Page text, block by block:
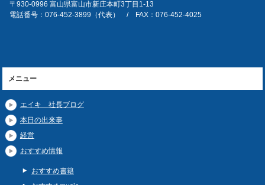
〒930-0996 富山県富山市新庄本町3丁目1-13
電話番号：076-452-3899（代表） / FAX：076-452-4025
メニュー
エイキ 社長ブログ
本日の出来事
経営
おすすめ情報
おすすめ書籍